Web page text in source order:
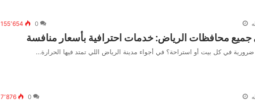
0 155٬654
محافظات الرياض: خدمات احترافية بأسعار منافسة
في كل بيت أو استراحة؟ في أجواء مدينة الرياض اللي تمتد فيها الحرارة…
0 7٬876